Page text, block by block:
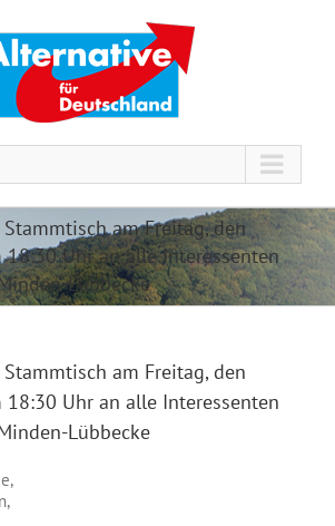
am Freitag, den
18:30 Uhr an alle Interessenten
Lübbecke
am Freitag, den
18:30 Uhr an alle Interessenten
Lübbecke